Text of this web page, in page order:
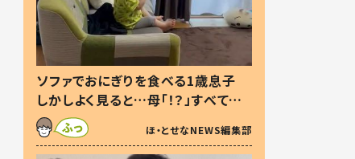
ソファでおにぎりを食べる1歳息子
しかしよく見ると…母「！？」すべてを
察した母の投稿に「可愛いから許
す！」「現行犯〜」
ほ・とせなNEWS編集部